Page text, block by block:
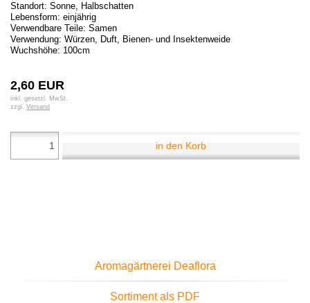
Standort: Sonne, Halbschatten
Lebensform: einjährig
Verwendbare Teile: Samen
Verwendung: Würzen, Duft, Bienen- und Insektenweide
Wuchshöhe: 100cm
2,60 EUR
inkl. gesetzl. MwSt.
zzgl. Versand
in den Korb
Aromagärtnerei Deaflora
Sortiment als PDF